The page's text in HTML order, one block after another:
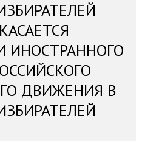
ИНОСТРАННОГО
ДВИЖЕНИЯ В